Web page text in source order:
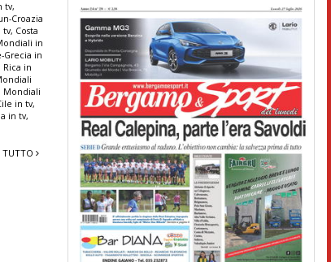
tv,
Croazia
tv, Costa
in
Grecia in
Rica in
Mondiali
in tv,
in tv,
TUTTO